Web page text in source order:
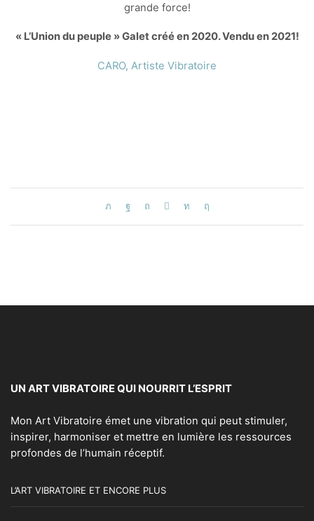
grande force!
« L’Union du peuple » Galet créé en 2020. Vendu en 2021!
CARO, Artiste Vibratoire
UN ART VIBRATOIRE QUI NOURRIT L’ESPRIT
Mon Art Vibratoire émet une vibration qui peut stimuler,
inspirer, harmoniser et mettre en lumière les ressources
profondes de l’humain réceptif.
L’ART VIBRATOIRE ET ENCORE PLUS